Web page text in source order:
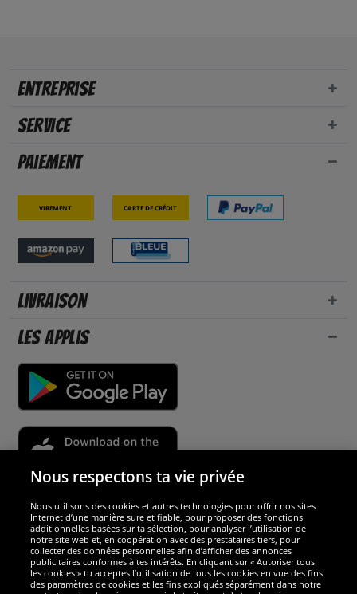
Entreprise
Service
Paiement
Virement Carte de crédit
Livraison
Les applis
Sécurité
Nous sommes excellents
Nous respectons ta vie privée
Nous utilisons des cookies et autres technologies pour offrir nos sites
Internet d’une manière sure et fiable, pour proposer des fonctions
additionnelles basées sur ta sélection, pour analyser l’utilisation de
notre site web et, en coopération avec des prestataires tiers, pour
collecter des données personnelles afin d’afficher des annonces
publicitaires conformes à tes intérêts. En cliquant sur « Autoriser tous
les cookies » tu acceptes l’utilisation de tous les cookies en vue des fins
des paramètres de cookies et les fins expliqués séparément dans notre